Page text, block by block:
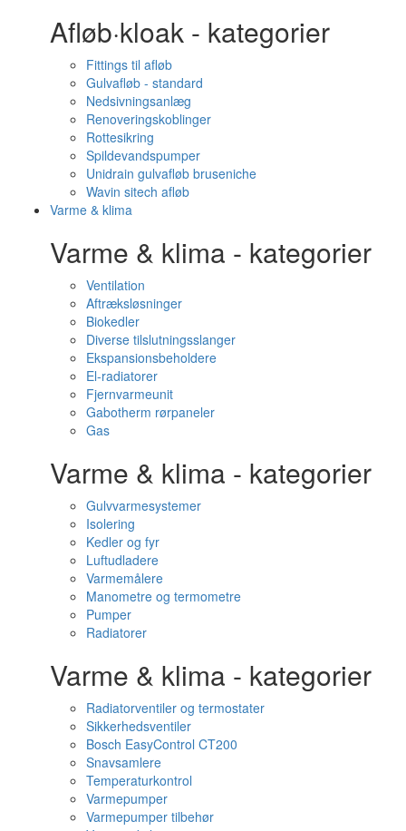
Afløb·kloak - kategorier
Fittings til afløb
Gulvafløb - standard
Nedsivningsanlæg
Renoveringskoblinger
Rottesikring
Spildevandspumper
Unidrain gulvafløb bruseniche
Wavin sitech afløb
Varme & klima
Varme & klima - kategorier
Ventilation
Aftræksløsninger
Biokedler
Diverse tilslutningsslanger
Ekspansionsbeholdere
El-radiatorer
Fjernvarmeunit
Gabotherm rørpaneler
Gas
Varme & klima - kategorier
Gulvvarmesystemer
Isolering
Kedler og fyr
Luftudladere
Varmemålere
Manometre og termometre
Pumper
Radiatorer
Varme & klima - kategorier
Radiatorventiler og termostater
Sikkerhedsventiler
Bosch EasyControl CT200
Snavsamlere
Temperaturkontrol
Varmepumper
Varmepumper tilbehør